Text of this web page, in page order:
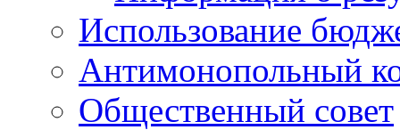
Использование
Антимонопольный
Общественный совет